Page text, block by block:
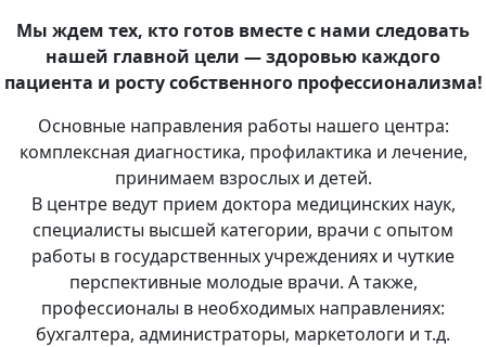
Мы ждем тех, кто готов вместе с нами следовать
нашей главной цели — здоровью каждого
пациента и росту собственного профессионализма!
Основные направления работы нашего центра:
комплексная диагностика, профилактика и лечение,
принимаем взрослых и детей.
В центре ведут прием доктора медицинских наук,
специалисты высшей категории, врачи с опытом
работы в государственных учреждениях и чуткие
перспективные молодые врачи. А также,
профессионалы в необходимых направлениях:
бухгалтера, администраторы, маркетологи и т.д.